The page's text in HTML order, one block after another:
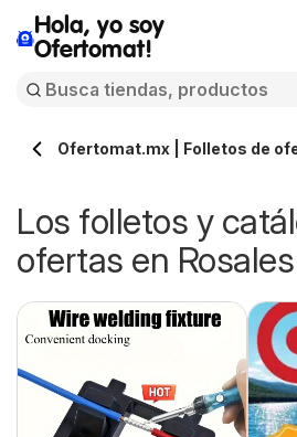
Hola, yo soy
Ofertomat!
Ofertomat.mx | Folletos de
Los folletos y
ofertas en Rosales